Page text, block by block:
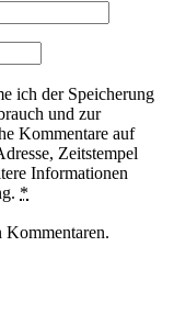
ich der Speicherung
und zur
Kommentare auf
Zeitstempel
Informationen
*